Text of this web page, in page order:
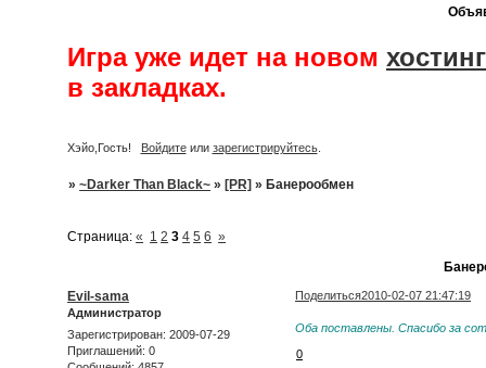
Игра уже идет на новом
в закладках.
Хэйо,Гость! Войдитеили зарегистрируйтесь.
»~Darker Than Black~ » [PR] » Банерообмен
Страница:« 1 2 3 4 5 6 »
Поделиться2010-02-07 21:47:19
Evil-sama
Администратор
Зарегистрирован: 2009-07-29
Приглашений: 0
Оба поставлены. Спасибо за
0